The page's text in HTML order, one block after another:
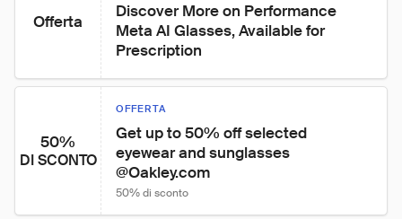
Offerta
Discover More on Performance
Meta AI Glasses, Available for
Prescription
50%
DI SCONTO
OFFERTA
Get up to 50% off selected
eyewear and sunglasses
@Oakley.com
50% di sconto